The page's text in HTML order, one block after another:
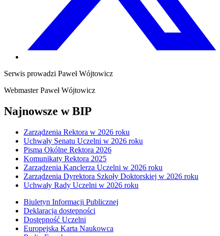
Serwis prowadzi Paweł Wójtowicz
WebmasterPaweł Wójtowicz
Najnowsze w BIP
Zarządzenia Rektora w 2026 roku
Uchwały Senatu Uczelni w 2026 roku
Pisma Okólne Rektora 2026
Komunikaty Rektora 2025
Zarządzenia Kanclerza Uczelni w 2026 roku
Zarządzenia Dyrektora Szkoły Doktorskiej w 2026 roku
Uchwały Rady Uczelni w 2026 roku
Biuletyn Informacji Publicznej
Deklaracja dostępności
Dostępność Uczelni
Europejska Karta Naukowca